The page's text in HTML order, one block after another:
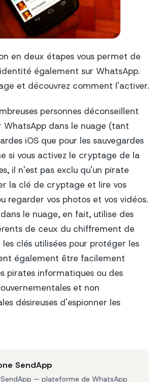
en deux étapes vous permet de
également sur WhatsApp.
et découvrez comment l'activer.
personnes déconseillent
WhatsApp dans le nuage (tant
iOS que pour les sauvegardes
si vous activez le cryptage de la
il n'est pas exclu qu'un pirate
la clé de cryptage et lire vos
regarder vos photos et vos vidéos.
le nuage, en fait, utilise des
de ceux du chiffrement de
les clés utilisées pour protéger les
également être facilement
pirates informatiques ou des
et non
désireuses d'espionner les
SendApp
SendApp — plateforme de WhatsApp